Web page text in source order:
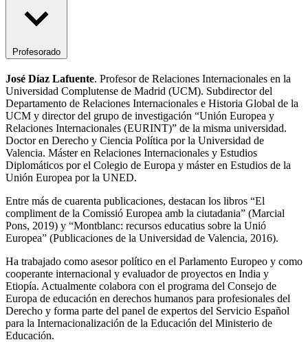
Profesorado
José Díaz Lafuente. Profesor de Relaciones Internacionales en la
Universidad Complutense de Madrid (UCM). Subdirector del
Departamento de Relaciones Internacionales e Historia Global de la
UCM y director del grupo de investigación “Unión Europea y
Relaciones Internacionales (EURINT)” de la misma universidad.
Doctor en Derecho y Ciencia Política por la Universidad de
Valencia. Máster en Relaciones Internacionales y Estudios
Diplomáticos por el Colegio de Europa y máster en Estudios de la
Unión Europea por la UNED.
Entre más de cuarenta publicaciones, destacan los libros “El
compliment de la Comissió Europea amb la ciutadania” (Marcial
Pons, 2019) y “Montblanc: recursos educatius sobre la Unió
Europea” (Publicaciones de la Universidad de Valencia, 2016).
Ha trabajado como asesor político en el Parlamento Europeo y como
cooperante internacional y evaluador de proyectos en India y
Etiopía. Actualmente colabora con el programa del Consejo de
Europa de educación en derechos humanos para profesionales del
Derecho y forma parte del panel de expertos del Servicio Español
para la Internacionalización de la Educación del Ministerio de
Educación.